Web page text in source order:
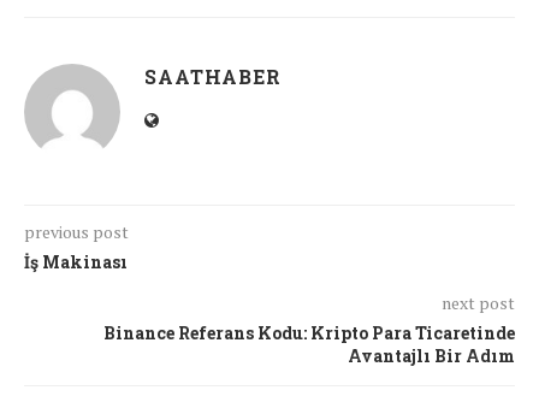
SAATHABER
previous post
İş Makinası
next post
Binance Referans Kodu: Kripto Para Ticaretinde
Avantajlı Bir Adım